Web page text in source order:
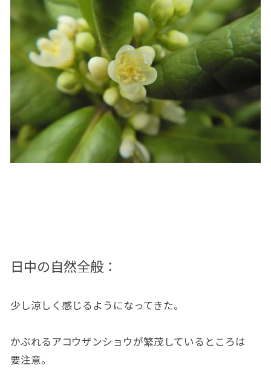
日中の自然全般：
少し涼しく感じるようになってきた。
かぶれるアコウザンショウが繁茂しているところは
要注意。